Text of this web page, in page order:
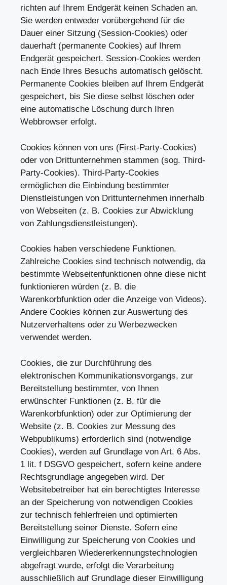
richten auf Ihrem Endgerät keinen Schaden an.
Sie werden entweder vorübergehend für die
Dauer einer Sitzung (Session-Cookies) oder
dauerhaft (permanente Cookies) auf Ihrem
Endgerät gespeichert. Session-Cookies werden
nach Ende Ihres Besuchs automatisch gelöscht.
Permanente Cookies bleiben auf Ihrem Endgerät
gespeichert, bis Sie diese selbst löschen oder
eine automatische Löschung durch Ihren
Webbrowser erfolgt.
Cookies können von uns (First-Party-Cookies)
oder von Drittunternehmen stammen (sog. Third-
Party-Cookies). Third-Party-Cookies
ermöglichen die Einbindung bestimmter
Dienstleistungen von Drittunternehmen innerhalb
von Webseiten (z. B. Cookies zur Abwicklung
von Zahlungsdienstleistungen).
Cookies haben verschiedene Funktionen.
Zahlreiche Cookies sind technisch notwendig, da
bestimmte Webseitenfunktionen ohne diese nicht
funktionieren würden (z. B. die
Warenkorbfunktion oder die Anzeige von Videos).
Andere Cookies können zur Auswertung des
Nutzerverhaltens oder zu Werbezwecken
verwendet werden.
Cookies, die zur Durchführung des
elektronischen Kommunikationsvorgangs, zur
Bereitstellung bestimmter, von Ihnen
erwünschter Funktionen (z. B. für die
Warenkorbfunktion) oder zur Optimierung der
Website (z. B. Cookies zur Messung des
Webpublikums) erforderlich sind (notwendige
Cookies), werden auf Grundlage von Art. 6 Abs.
1 lit. f DSGVO gespeichert, sofern keine andere
Rechtsgrundlage angegeben wird. Der
Websitebetreiber hat ein berechtigtes Interesse
an der Speicherung von notwendigen Cookies
zur technisch fehlerfreien und optimierten
Bereitstellung seiner Dienste. Sofern eine
Einwilligung zur Speicherung von Cookies und
vergleichbaren Wiedererkennungstechnologien
abgefragt wurde, erfolgt die Verarbeitung
ausschließlich auf Grundlage dieser Einwilligung